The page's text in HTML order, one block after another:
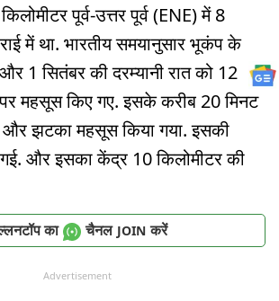
पूर्व-उत्तर पूर्व (ENE) में 8
में था. भारतीय समयानुसार भूकंप के
1 सितंबर की दरम्यानी रात को 12
महसूस किए गए. इसके करीब 20 मिनट
झटका महसूस किया गया. इसकी
गई. और इसका केंद्र 10 किलोमीटर की
का चैनल JOIN करें
Advertisement